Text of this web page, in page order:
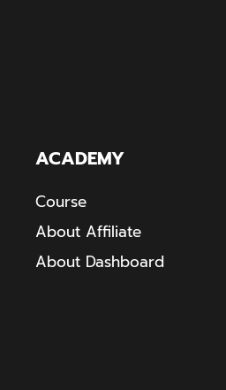
ACADEMY
Course
About Affiliate
About Dashboard